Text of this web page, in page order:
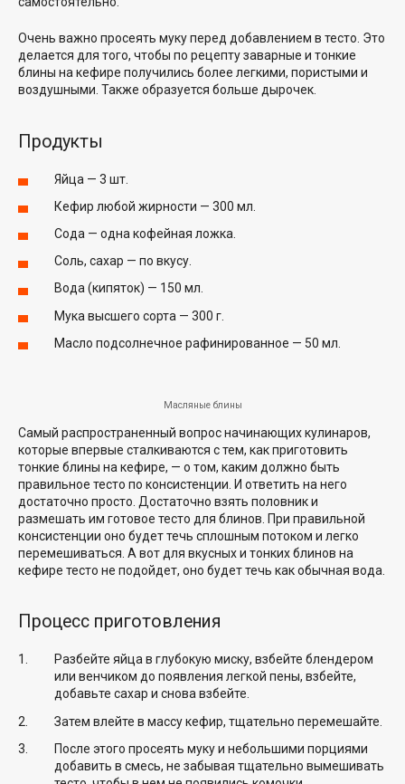
Очень важно просеять муку перед добавлением в тесто. Это
делается для того, чтобы по рецепту заварные и тонкие
блины на кефире получились более легкими, пористыми и
воздушными. Также образуется больше дырочек.
Продукты
Яйца — 3 шт.
Кефир любой жирности — 300 мл.
Сода — одна кофейная ложка.
Соль, сахар — по вкусу.
Вода (кипяток) — 150 мл.
Мука высшего сорта — 300 г.
Масло подсолнечное рафинированное — 50 мл.
Масляные блины
Самый распространенный вопрос начинающих кулинаров,
которые впервые сталкиваются с тем, как приготовить
тонкие блины на кефире, — о том, каким должно быть
правильное тесто по консистенции. И ответить на него
достаточно просто. Достаточно взять половник и
размешать им готовое тесто для блинов. При правильной
консистенции оно будет течь сплошным потоком и легко
перемешиваться. А вот для вкусных и тонких блинов на
кефире тесто не подойдет, оно будет течь как обычная вода.
Процесс приготовления
Разбейте яйца в глубокую миску, взбейте блендером
или венчиком до появления легкой пены, взбейте,
добавьте сахар и снова взбейте.
Затем влейте в массу кефир, тщательно перемешайте.
После этого просеять муку и небольшими порциями
добавить в смесь, не забывая тщательно вымешивать